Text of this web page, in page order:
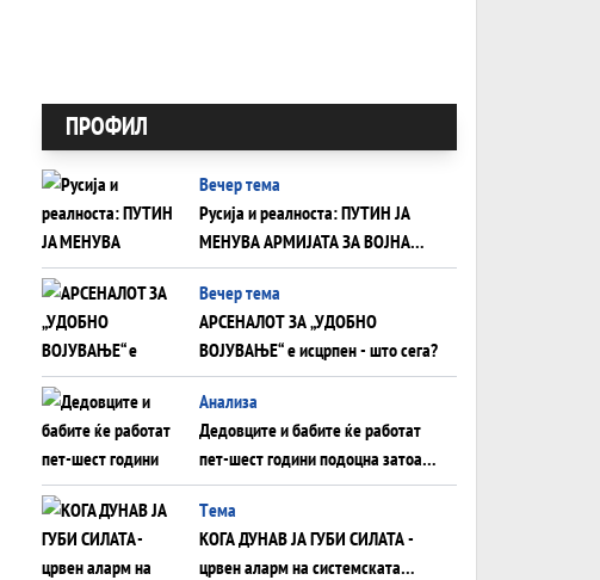
ПРОФИЛ
Вечер тема
Русија и реалноста: ПУТИН ЈА
МЕНУВА АРМИЈАТА ЗА ВОЈНА
ШТО ОСТАНУВА БЕЗ ФРОНТ
Вечер тема
АРСЕНАЛОТ ЗА „УДОБНО
ВОЈУВАЊЕ“ е исцрпен - што сега?
Анализа
Дедовците и бабите ќе работат
пет-шест години подоцна затоа
што НЕМААТ ВНУЦИ ДА ГИ
ЗАМЕНАТ
Tема
КОГА ДУНАВ ЈА ГУБИ СИЛАТА -
црвен аларм на системската